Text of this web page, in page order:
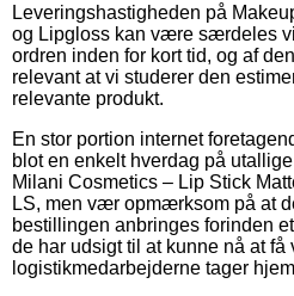
Leveringshastigheden på
og Lipgloss kan være særdeles
ordren inden for kort tid, og af
relevant at vi studerer den
relevante produkt.
En stor portion internet
blot en enkelt hverdag på
Milani Cosmetics – Lip Stick
LS, men vær opmærksom på at
bestillingen anbringes forinden
de har udsigt til at kunne nå at få
logistikmedarbejderne tager